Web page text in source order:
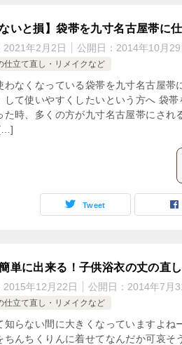
ないと損】袋帯を九寸名古屋帯に
2021年2月2日 公開日： 2014年10月29
仕立て直し・リメイクなど
わなくなっている袋帯を九寸名古屋帯
して使いやすくしたいという方へ 袋
た時、多くの方が九寸名古屋帯にされ
Tweet
単に出来る！子供浴衣の丈の直
2015年12月22日 公開日： 2014年7月
仕立て直し・リメイクなど
知らない間に大きくなっていますよね
ちんちくりんに着せてなんだか可哀そ